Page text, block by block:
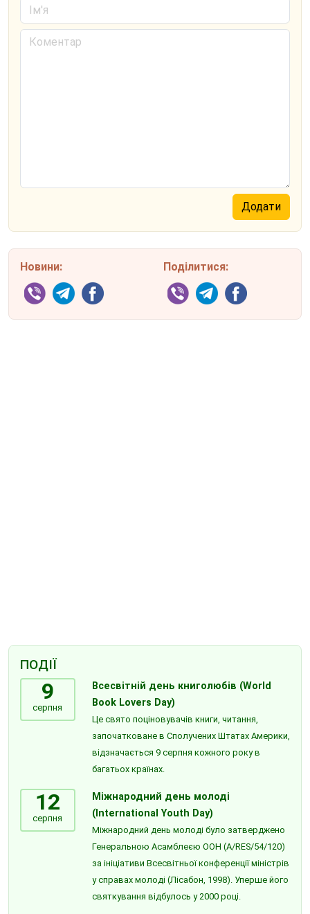
Новини: Поділитися:
ПОДІЇ
9
серпня
Всесвітній день книголюбів (World
Book Lovers Day)
Це свято поціновувачів книги, читання,
започатковане в Сполучених Штатах Америки,
відзначається 9 серпня кожного року в
багатьох країнах.
12
серпня
Міжнародний день молоді
(International Youth Day)
Міжнародний день молоді було затверджено
Генеральною Асамблеєю ООН (A/RES/54/120)
за ініціативи Всесвітньої конференції міністрів
у справах молоді (Лісабон, 1998). Уперше його
святкування відбулось у 2000 році.